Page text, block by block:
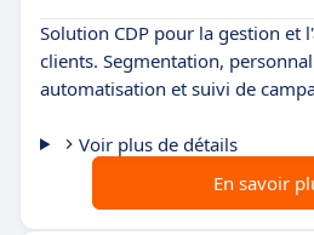
Solution CDP pour la gestion et
clients. Segmentation,
automatisation et suivi de
Voir plus de détails
En savoir